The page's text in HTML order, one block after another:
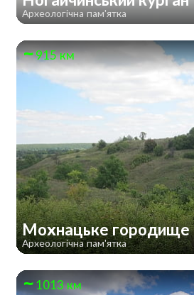
Археологічна пам'ятка
915 км
Мохнацьке городище
Археологічна пам'ятка
1013 км